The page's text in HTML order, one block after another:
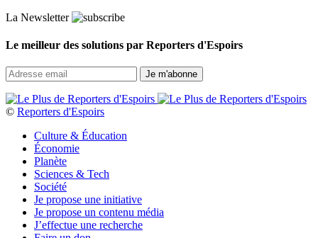
La Newsletter
Le meilleur des solutions par Reporters d'Espoirs
© Reporters d'Espoirs
Culture & Éducation
Économie
Planète
Sciences & Tech
Société
Je propose une initiative
Je propose un contenu média
J’effectue une recherche